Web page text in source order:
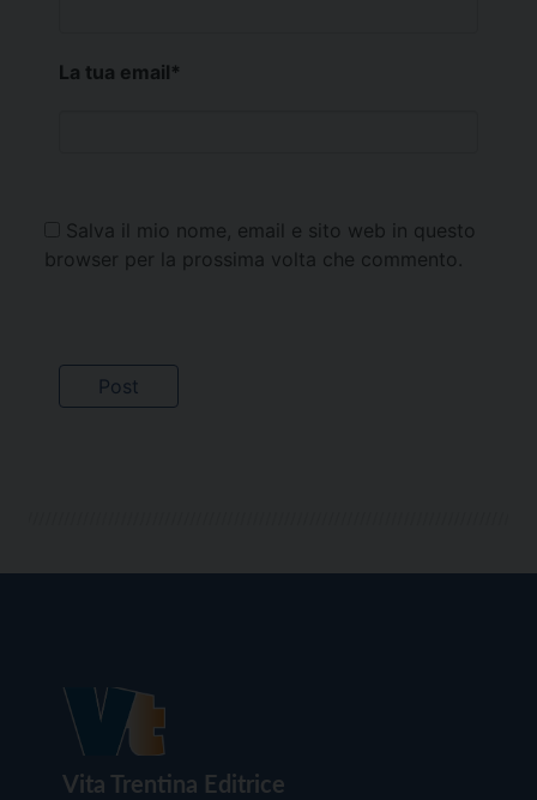
La tua email*
Salva il mio nome, email e sito web in questo
browser per la prossima volta che commento.
Vita Trentina Editrice